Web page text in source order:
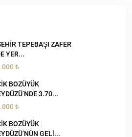
TEPEBAŞI ZAFER
YER...
₺
BOZÜYÜK
3.70...
₺
BOZÜYÜK
GELİ...